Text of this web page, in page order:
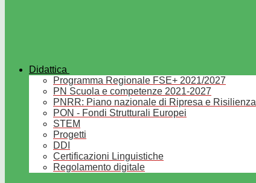
Didattica
Programma Regionale FSE+ 2021/2027
PN Scuola e competenze 2021-2027
PNRR: Piano nazionale di Ripresa e Risilienza
PON - Fondi Strutturali Europei
STEM
Progetti
DDI
Certificazioni Linguistiche
Regolamento digitale